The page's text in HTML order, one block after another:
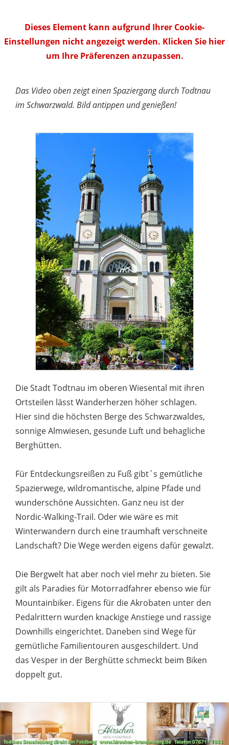
Dieses Element kann aufgrund Ihrer Cookie-
Einstellungen nicht angezeigt werden. Klicken Sie hier
um Ihre Präferenzen anzupassen.
Das Video oben zeigt einen Spaziergang durch Todtnau
im Schwarzwald. Bild antippen und genießen!
Die Stadt Todtnau im oberen Wiesental mit ihren
Ortsteilen lässt Wanderherzen höher schlagen.
Hier sind die höchsten Berge des Schwarzwaldes,
sonnige Almwiesen, gesunde Luft und behagliche
Berghütten.
Für Entdeckungsreißen zu Fuß gibt´s gemütliche
Spazierwege, wildromantische, alpine Pfade und
wunderschöne Aussichten. Ganz neu ist der
Nordic-Walking-Trail. Oder wie wäre es mit
Winterwandern durch eine traumhaft verschneite
Landschaft? Die Wege werden eigens dafür gewalzt.
Die Bergwelt hat aber noch viel mehr zu bieten. Sie
gilt als Paradies für Motorradfahrer ebenso wie für
Mountainbiker. Eigens für die Akrobaten unter den
Pedalrittern wurden knackige Anstiege und rassige
Downhills eingerichtet. Daneben sind Wege für
gemütliche Familientouren ausgeschildert. Und
das Vesper in der Berghütte schmeckt beim Biken
doppelt gut.